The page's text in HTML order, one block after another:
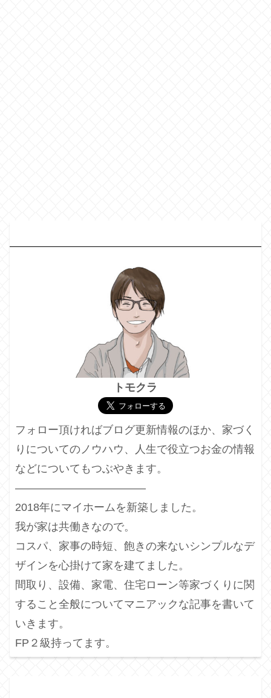
トモクラ
フォロー頂ければブログ更新情報のほか、家づく
りについてのノウハウ、人生で役立つお金の情報
などについてもつぶやきます。
————————————
2018年にマイホームを新築しました。
我が家は共働きなので。
コスパ、家事の時短、飽きの来ないシンプルなデ
ザインを心掛けて家を建てました。
間取り、設備、家電、住宅ローン等家づくりに関
すること全般についてマニアックな記事を書いて
いきます。
FP２級持ってます。